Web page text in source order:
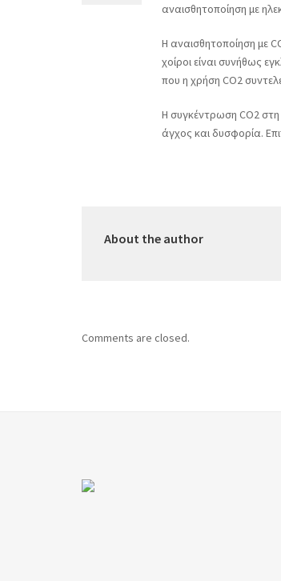
αναισθητοποίηση με
Η αναισθητοποίηση με
χοίροι είναι συνήθως
που η χρήση CO2
Η συγκέντρωση CO2 στη
άγχος και δυσφορία.
About the author
Comments are closed.